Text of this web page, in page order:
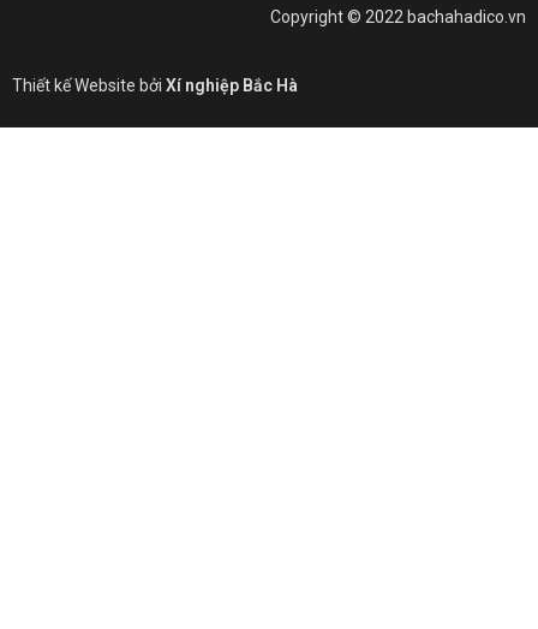
Copyright © 2022 bachahadico.vn
Thiết kế Website bởi Xí nghiệp Bắc Hà